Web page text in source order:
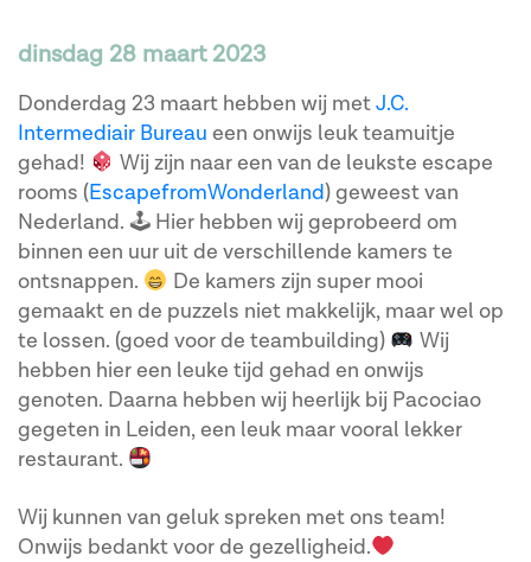
dinsdag 28 maart 2023
Donderdag 23 maart hebben wij metJ.C.
Intermediair Bureau een onwijs leuk teamuitje
gehad!
Wij zijn naar een van de leukste escape
rooms (EscapefromWonderland) geweest van
Nederland. 🕹 Hier hebben wij geprobeerd om
binnen een uur uit de verschillende kamers te
ontsnappen.
De kamers zijn super mooi
gemaakt en de puzzels niet makkelijk, maar wel op
te lossen. (goed voor de teambuilding)
Wij
hebben hier een leuke tijd gehad en onwijs
genoten. Daarna hebben wij heerlijk bij Pacociao
gegeten in Leiden, een leuk maar vooral lekker
restaurant.
Wij kunnen van geluk spreken met ons team!
Onwijs bedankt voor de gezelligheid.